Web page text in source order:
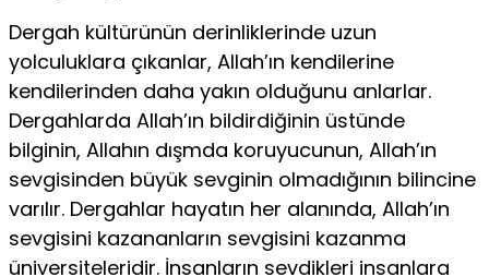
Dergah kültürünün derinliklerinde uzun
yolculuklara çıkan­lar, Allah’ın kendilerine
kendilerinden daha yakın olduğunu an­larlar.
Dergahlarda Allah’ın bildirdiğinin üstünde
bilginin, Al­lahın dışmda koruyucunun, Allah’ın
sevgisinden büyük sevginin olmadığının bilincine
varılır. Dergahlar hayatın her alanında, Allah’ın
sevgisini kazananların sevgisini kazanma
üniversitele­ridir. İnsanların sevdikleri insanlara